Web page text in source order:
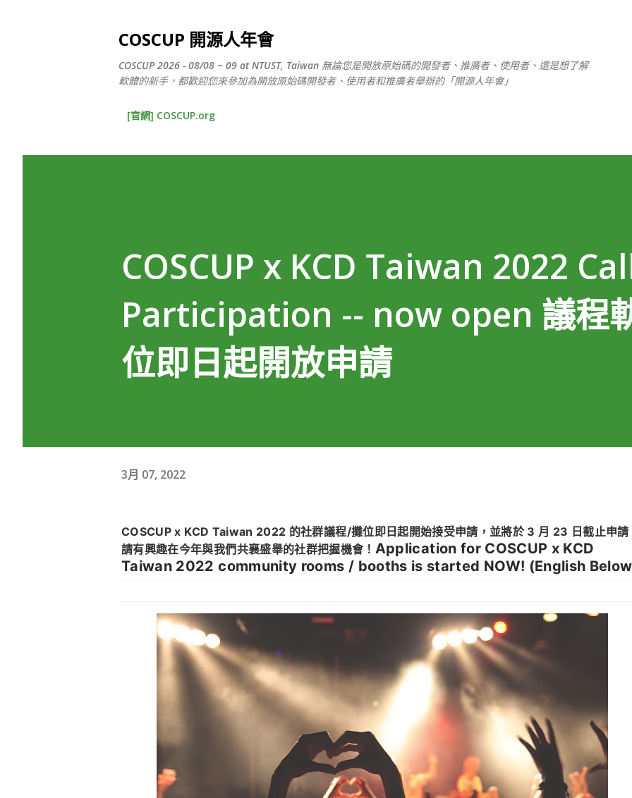
COSCUP 開源人年會
COSCUP 2026 - 08/08 ~ 09 at NTUST, Taiwan 無論您是開放原始碼的開發者、推廣者、使用者、還是想了解
軟體的新手，都歡迎您來參加為開放原始碼開發者、使用者和推廣者舉辦的「開源人年會」
[官網] COSCUP.org
COSCUP x KCD Taiwan 2022
Participation -- now open 議程
位即日起開放申請
3月 07, 2022
COSCUP x KCD Taiwan 2022 的社群議程/攤位即日起開始接受申請，並將於 3 月 23 日截止申請，
請有興趣在今年與我們共襄盛舉的社群把握機會！ Application for COSCUP x KCD
Taiwan 2022 community rooms / booths is started NOW! (English